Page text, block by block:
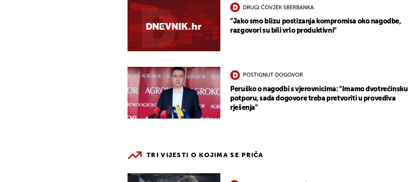
DRUGI ČOVJEK SBERBANKA:
"Jako smo blizu postizanja kompromisa oko nagodbe,
razgovori su bili vrlo produktivni"
POSTIGNUT DOGOVOR
Peruško o nagodbi s vjerovnicima: "Imamo dvotrećinsku
potporu, sada dogovore treba pretvoriti u provediva
rješenja"
TRI VIJESTI O KOJIMA SE PRIČA